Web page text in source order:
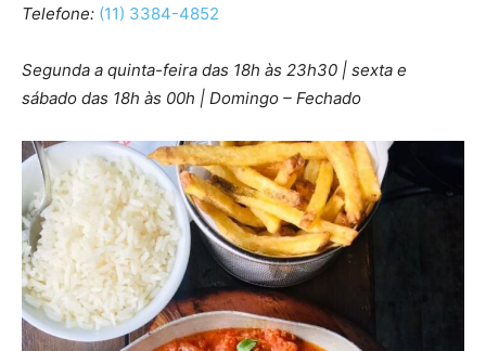
Telefone: (11) 3384-4852
Segunda a quinta-feira das 18h às 23h30 | sexta e
sábado das 18h às 00h | Domingo – Fechado